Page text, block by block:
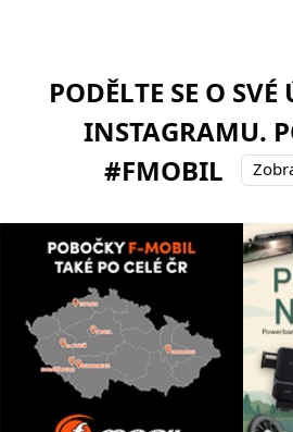
PODĚLTE SE O
INSTAGRAMU.
#FMOBIL